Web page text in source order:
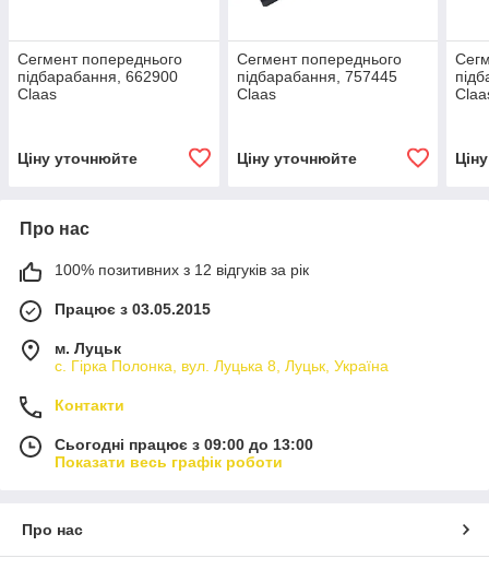
Сегмент попереднього
підбарабання, 662900
Claas
Ціну уточнюйте
Сегмент попереднього
підбарабання, 757445
Claas
Ціну уточнюйте
Про нас
100% позитивних з 12 відгуків за рік
Працює з 03.05.2015
м. Луцьк
с. Гірка Полонка, вул. Луцька 8, Луцьк, Україна
Контакти
Сьогодні працює з 09:00 до 13:00
Показати весь графік роботи
Про нас